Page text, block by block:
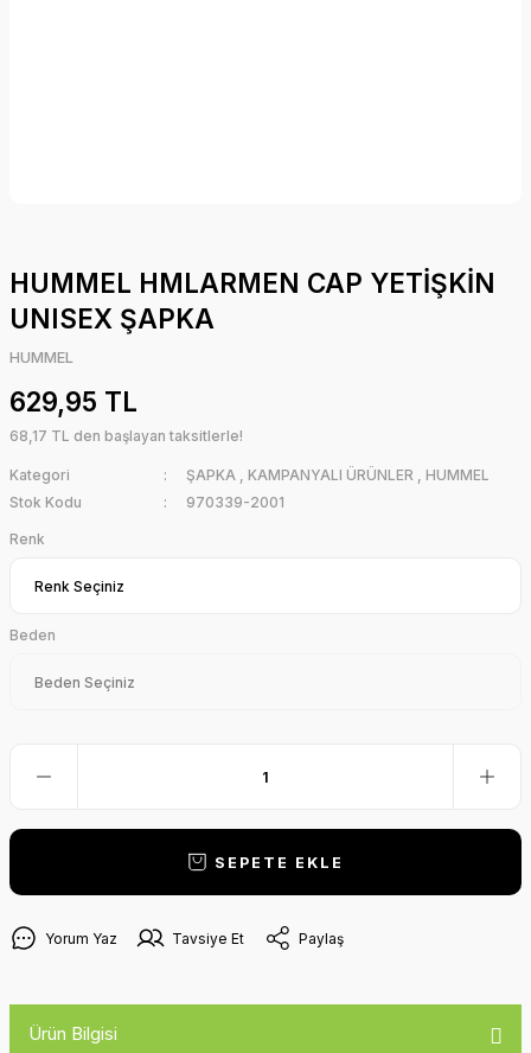
HUMMEL HMLARMEN CAP YETİŞKİN
UNISEX ŞAPKA
HUMMEL
629,95 TL
68,17 TL den başlayan taksitlerle!
Kategori ŞAPKA , KAMPANYALI ÜRÜNLER , HUMMEL
Stok Kodu
970339-2001
Renk
Beden
SEPETE EKLE
Yorum Yaz Tavsiye Et Paylaş
Ürün Bilgisi